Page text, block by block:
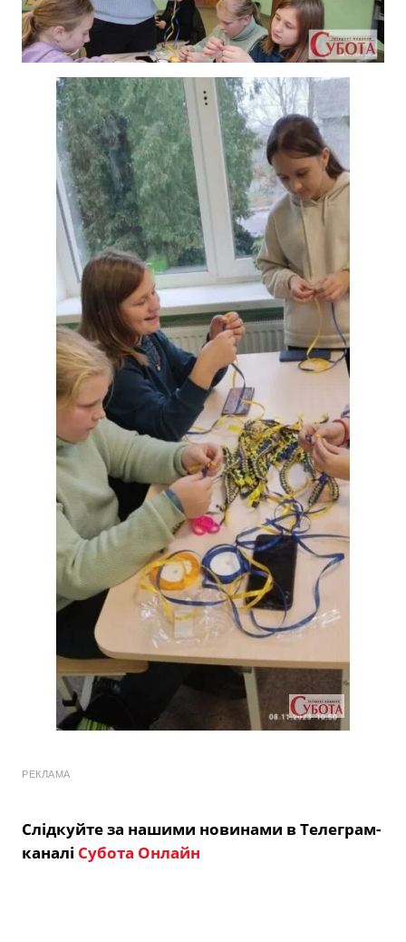
РЕКЛАМА
Слідкуйте за нашими новинами в Телеграм-
каналі Субота Онлайн